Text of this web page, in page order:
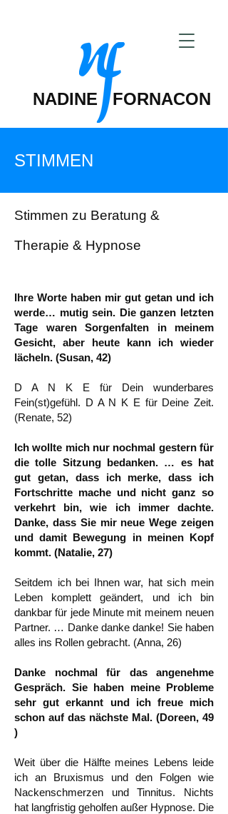
NADINE FORNACON
STIMMEN
Stimmen zu Beratung &
Therapie & Hypnose
Ihre Worte haben mir gut getan und ich
werde… mutig sein. Die ganzen letzten
Tage waren Sorgenfalten in meinem
Gesicht, aber heute kann ich wieder
lächeln. (Susan, 42)
D A N K E für Dein wunderbares
Fein(st)gefühl. D A N K E für Deine Zeit.
(Renate, 52)
Ich wollte mich nur nochmal gestern für
die tolle Sitzung bedanken. … es hat
gut getan, dass ich merke, dass ich
Fortschritte mache und nicht ganz so
verkehrt bin, wie ich immer dachte.
Danke, dass Sie mir neue Wege zeigen
und damit Bewegung in meinen Kopf
kommt. (Natalie, 27)
Seitdem ich bei Ihnen war, hat sich mein
Leben komplett geändert, und ich bin
dankbar für jede Minute mit meinem neuen
Partner. … Danke danke danke! Sie haben
alles ins Rollen gebracht. (Anna, 26)
Danke nochmal für das angenehme
Gespräch. Sie haben meine Probleme
sehr gut erkannt und ich freue mich
schon auf das nächste Mal. (Doreen, 49
)
Weit über die Hälfte meines Lebens leide
ich an Bruxismus und den Folgen wie
Nackenschmerzen und Tinnitus. Nichts
hat langfristig geholfen außer Hypnose. Die